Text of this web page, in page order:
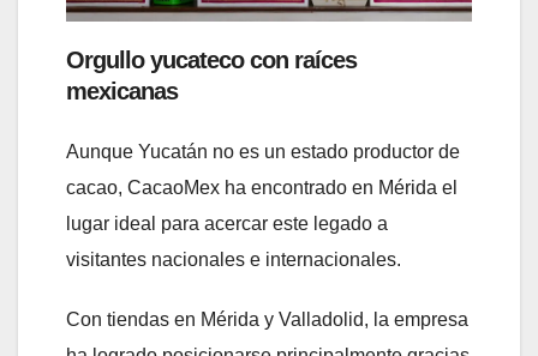
Orgullo yucateco con raíces
mexicanas
Aunque Yucatán no es un estado productor de
cacao, CacaoMex ha encontrado en Mérida el
lugar ideal para acercar este legado a
visitantes nacionales e internacionales.
Con tiendas en Mérida y Valladolid, la empresa